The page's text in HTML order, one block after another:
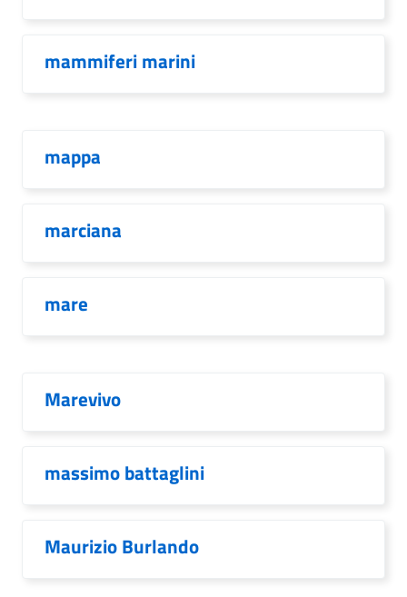
mammiferi marini
mappa
marciana
mare
Marevivo
massimo battaglini
Maurizio Burlando